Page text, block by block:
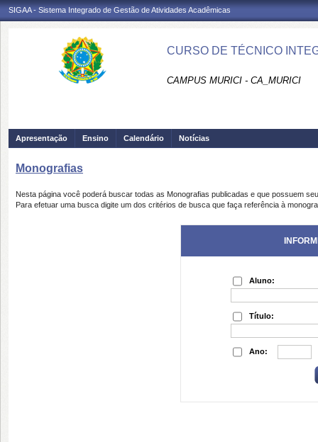
SIGAA - Sistema Integrado de Gestão de Atividades Acadêmicas
CURSO DE TÉCNICO
CAMPUS MURICI - CA_MURICI
Apresentação Ensino Calendário Notícias
Monografias
Nesta página você poderá buscar todas as Monografias publicadas e que possuem
Para efetuar uma busca digite um dos critérios de busca que faça referência à
Aluno:
Título:
Ano: